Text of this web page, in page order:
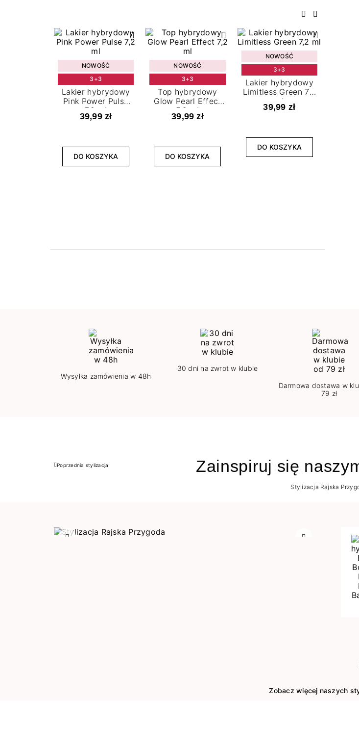
Poprzedni
Następny
NOWOŚĆ
3+3
Lakier hybrydowy
Pink Power Pulse
7,2 ml
39,99 zł
DO KOSZYKA
NOWOŚĆ
3+3
Top hybrydowy
Glow Pearl Effect
7,2 ml
39,99 zł
DO KOSZYKA
NOWOŚĆ
3+3
Lakier hybrydowy
Limitless Green 7,2
ml
39,99 zł
DO KOSZYKA
Wysyłka zamówienia w 48h
30 dni na zwrot w klubie
Darmowa dostawa w
79 zł
Zainspiruj się
Poprzedni
Poprzednia stylizacja
Stylizacja Rajska
Zobacz więcej naszych